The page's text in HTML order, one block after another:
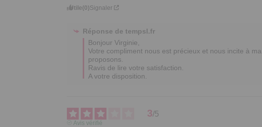
Utile(0)Signaler
Réponse detempsl.fr
Bonjour Virginie,
Votre compliment nous est précieux et nous incite à
proposons.
Ravis de lire votre satisfaction.
A votre disposition.
3/5
Avis vérifié